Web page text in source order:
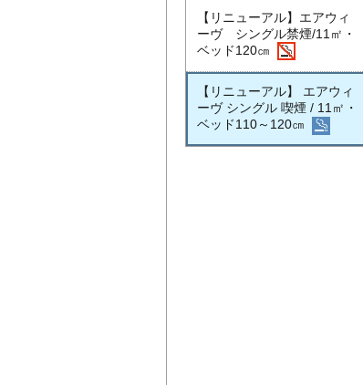
【リニューアル】エアウィ
ーヴ シングル禁煙/11㎡・
ベッド120㎝
【リニューアル】 エアウィ
ーヴ シングル 喫煙 / 11㎡・
ベッド110～120㎝